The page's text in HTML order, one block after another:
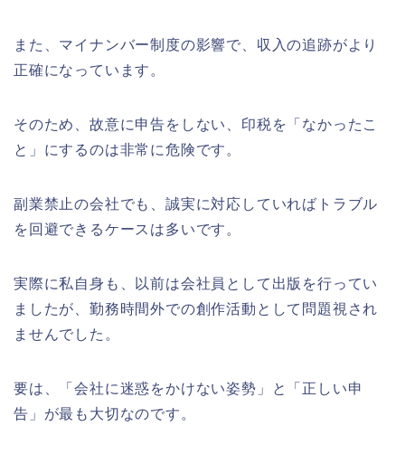
また、マイナンバー制度の影響で、収入の追跡がより
正確になっています。
そのため、故意に申告をしない、印税を「なかったこ
と」にするのは非常に危険です。
副業禁止の会社でも、誠実に対応していればトラブル
を回避できるケースは多いです。
実際に私自身も、以前は会社員として出版を行ってい
ましたが、勤務時間外での創作活動として問題視され
ませんでした。
要は、「会社に迷惑をかけない姿勢」と「正しい申
告」が最も大切なのです。